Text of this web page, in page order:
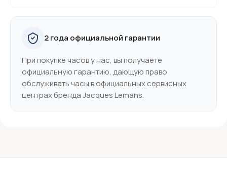
2 года официальной гарантии
При покупке часов у нас, вы получаете
официальную гарантию, дающую право
обслуживать часы в официальных сервисных
центрах бренда Jacques Lemans.